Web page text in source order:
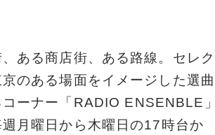
ある商店街、ある路線。セレク
のある場面をイメージした選曲
コーナー「RADIO ENSENBLE
月曜日から木曜日の17時台か